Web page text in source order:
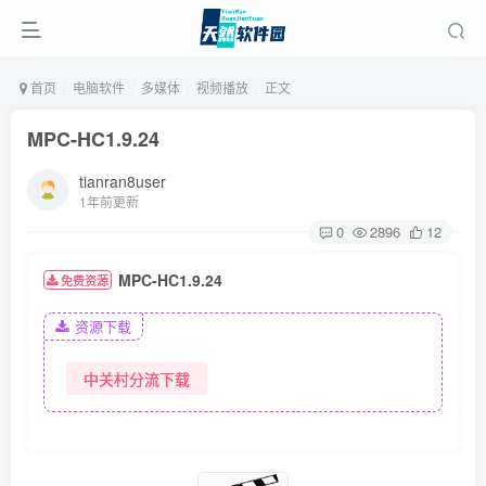
首页 电脑软件 多媒体 视频播放 正文
MPC-HC1.9.24
tianran8user
1年前更新
0 2896 12
免费资源 MPC-HC1.9.24
资源下载
中关村分流下载